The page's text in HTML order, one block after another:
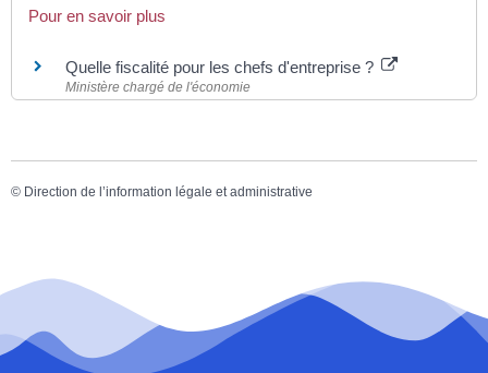
Pour en savoir plus
Quelle fiscalité pour les chefs d'entreprise ?
Ministère chargé de l'économie
© Direction de l’information légale et administrative